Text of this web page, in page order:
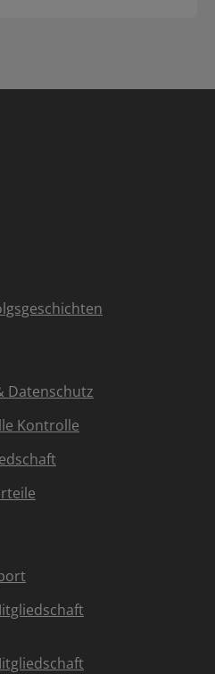
Datenschutz
Kontrolle